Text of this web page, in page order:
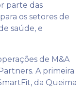
parte das
os setores de
saúde, e
de M&A
A primeira
da Queima